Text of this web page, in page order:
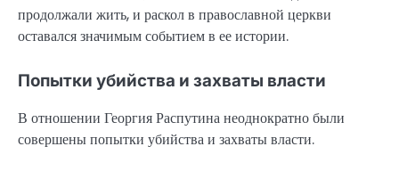
продолжали жить, и раскол в православной церкви
оставался значимым событием в ее истории.
Попытки убийства и захваты власти
В отношении Георгия Распутина неоднократно были
совершены попытки убийства и захваты власти.